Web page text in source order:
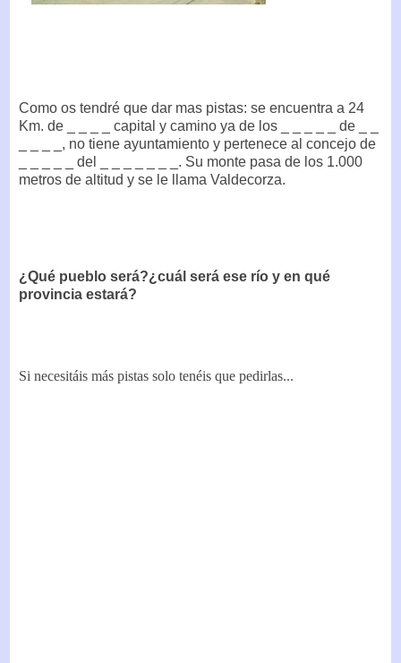
Como os tendré que dar mas pistas: se encuentra a 24
Km. de _ _ _ _ capital y camino ya de los _ _ _ _ _ de _ _
_ _ _ _, no tiene ayuntamiento y pertenece al concejo de
_ _ _ _ _ del _ _ _ _ _ _ _. Su monte pasa de los 1.000
metros de altitud y se le llama Valdecorza.
¿Qué pueblo será?¿cuál será ese río y en qué
provincia estará?
Si necesitáis más pistas solo tenéis que pedirlas...